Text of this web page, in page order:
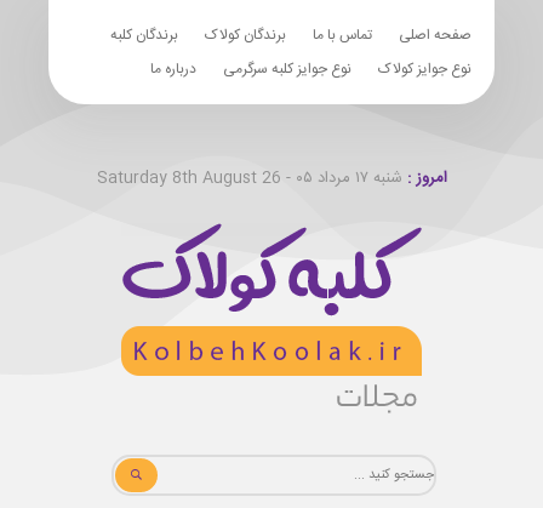
صفحه اصلی تماس با ما برندگان کولاک
برندگان کلبه
نوع جوایز کولاک
نوع جوایز کلبه سرگرمی درباره ما
امروز : شنبه ۱۷ مرداد ۰۵ - Saturday 8th August 26